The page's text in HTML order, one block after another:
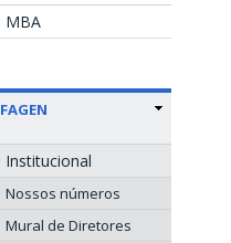
MBA
FAGEN
Institucional
Nossos números
Mural de Diretores